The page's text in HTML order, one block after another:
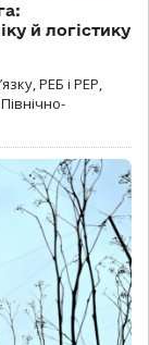
й логістику
РЕБ і РЕР,